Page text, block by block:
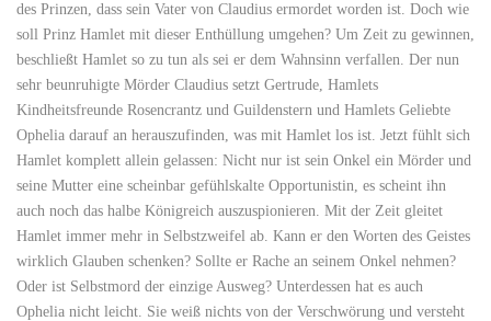
des Prinzen, dass sein Vater von Claudius ermordet worden ist. Doch wie
soll Prinz Hamlet mit dieser Enthüllung umgehen? Um Zeit zu gewinnen,
beschließt Hamlet so zu tun als sei er dem Wahnsinn verfallen. Der nun
sehr beunruhigte Mörder Claudius setzt Gertrude, Hamlets
Kindheitsfreunde Rosencrantz und Guildenstern und Hamlets Geliebte
Ophelia darauf an herauszufinden, was mit Hamlet los ist. Jetzt fühlt sich
Hamlet komplett allein gelassen: Nicht nur ist sein Onkel ein Mörder und
seine Mutter eine scheinbar gefühlskalte Opportunistin, es scheint ihn
auch noch das halbe Königreich auszuspionieren. Mit der Zeit gleitet
Hamlet immer mehr in Selbstzweifel ab. Kann er den Worten des Geistes
wirklich Glauben schenken? Sollte er Rache an seinem Onkel nehmen?
Oder ist Selbstmord der einzige Ausweg? Unterdessen hat es auch
Ophelia nicht leicht. Sie weiß nichts von der Verschwörung und versteht